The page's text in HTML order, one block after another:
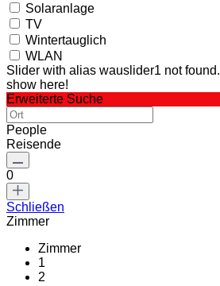
Solaranlage
TV
Wintertauglich
WLAN
Slider with alias wauslider1 not found.
show here!
Erweiterte Suche
People
Reisende
0
Schließen
Zimmer
Zimmer
1
2